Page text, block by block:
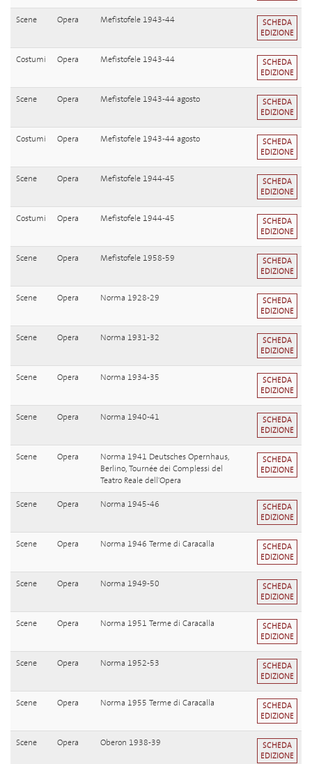
Scene Opera Mefistofele 1943-44
SCHEDA
EDIZIONE
Costumi Opera Mefistofele 1943-44
SCHEDA
EDIZIONE
Scene Opera Mefistofele 1943-44 agosto
SCHEDA
EDIZIONE
Costumi Opera Mefistofele 1943-44 agosto
SCHEDA
EDIZIONE
Scene Opera Mefistofele 1944-45
SCHEDA
EDIZIONE
Costumi Opera Mefistofele 1944-45
SCHEDA
EDIZIONE
Scene Opera Mefistofele 1958-59
SCHEDA
EDIZIONE
Scene Opera Norma 1928-29
SCHEDA
EDIZIONE
Scene Opera Norma 1931-32
SCHEDA
EDIZIONE
Scene Opera Norma 1934-35
SCHEDA
EDIZIONE
Scene Opera Norma 1940-41
SCHEDA
EDIZIONE
Scene Opera
Norma 1941 Deutsches Opernhaus,
Berlino, Tournée dei Complessi del
Teatro Reale dell'Opera
SCHEDA
EDIZIONE
Scene Opera Norma 1945-46
SCHEDA
EDIZIONE
Scene Opera Norma 1946 Terme di Caracalla
SCHEDA
EDIZIONE
Scene Opera Norma 1949-50
SCHEDA
EDIZIONE
Scene Opera Norma 1951 Terme di Caracalla
SCHEDA
EDIZIONE
Scene Opera Norma 1952-53
SCHEDA
EDIZIONE
Scene Opera Norma 1955 Terme di Caracalla
SCHEDA
EDIZIONE
Scene Opera Oberon 1938-39
SCHEDA
EDIZIONE